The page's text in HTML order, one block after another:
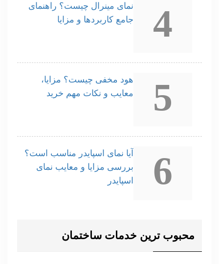
4
نمای مینرال چیست؟ راهنمای
جامع کاربردها و مزایا
5
هود مخفی چیست؟ مزایا،
معایب و نکات مهم خرید
6
آیا نمای اسپایدر مناسب است؟
بررسی مزایا و معایب نمای
اسپایدر
محبوب ترین خدمات ساختمان